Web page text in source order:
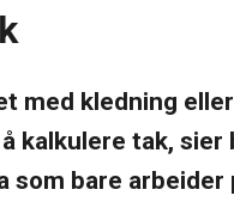
med kledning
kalkulere tak,
som bare arbeider